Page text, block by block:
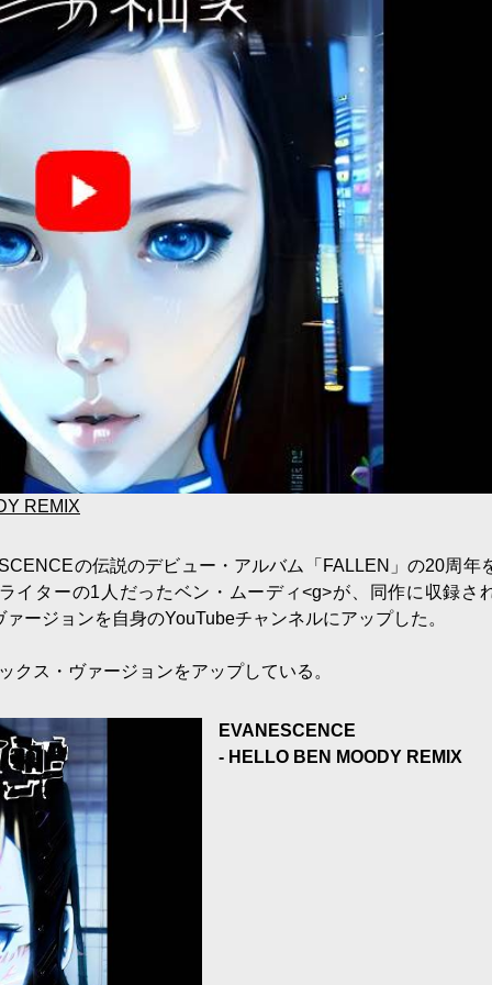
REMIX
の伝説のデビュー・アルバム「FALLEN」の20周年
イターの1人だったベン・ムーディ<g>が、同作に収録さ
ージョンを自身のYouTubeチャンネルにアップした。
ス・ヴァージョンをアップしている。
EVANESCENCE
- HELLO BEN MOODY REMIX